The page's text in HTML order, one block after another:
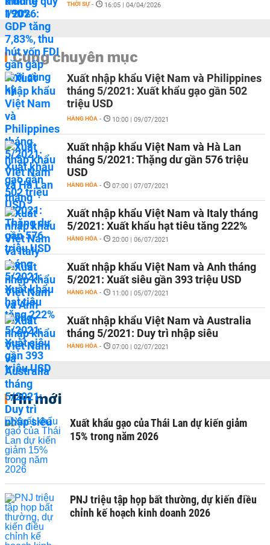
THỜI SỰ - 16:05 | 04/04/2026
Cùng chuyên mục
Xuất nhập khẩu Việt Nam và Philippines
tháng 5/2021: Xuất khẩu gạo gần 502
triệu USD
HÀNG HÓA - 10:00 | 09/07/2021
Xuất nhập khẩu Việt Nam và Hà Lan
tháng 5/2021: Thặng dư gần 576 triệu
USD
HÀNG HÓA - 07:00 | 07/07/2021
Xuất nhập khẩu Việt Nam và Italy tháng
5/2021: Xuất khẩu hạt tiêu tăng 222%
HÀNG HÓA - 20:00 | 06/07/2021
Xuất nhập khẩu Việt Nam và Anh tháng
5/2021: Xuất siêu gần 393 triệu USD
HÀNG HÓA - 11:00 | 05/07/2021
Xuất nhập khẩu Việt Nam và Australia
tháng 5/2021: Duy trì nhập siêu
HÀNG HÓA - 07:00 | 02/07/2021
Tin mới
Xuất khẩu gạo của Thái Lan dự kiến giảm
15% trong năm 2026
PNJ triệu tập họp bất thường, dự kiến điều
chỉnh kế hoạch kinh doanh 2026